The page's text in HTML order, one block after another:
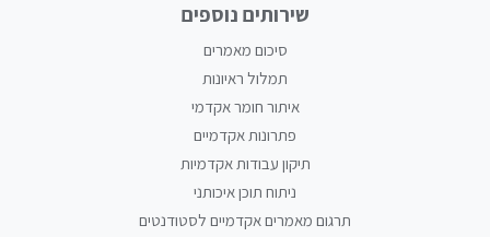
שירותים נוספים
סיכום מאמרים
תמלול ראיונות
איתור חומר אקדמי
פתרונות אקדמיים
תיקון עבודות אקדמיות
ניתוח תוכן איכותני
תרגום מאמרים אקדמיים לסטודנטים